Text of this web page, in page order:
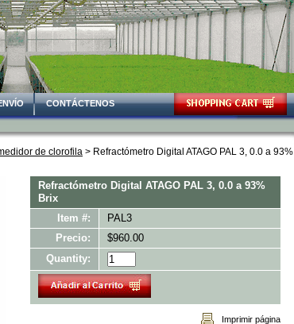
CONTÁCTENOS
de clorofila > Refractómetro Digital ATAGO PAL 3, 0.0 a 93%
Refractómetro Digital ATAGO PAL 3, 0.0 a 93%
Brix
Item #:
PAL3
Precio:
$960.00
Quantity:
Imprimir página